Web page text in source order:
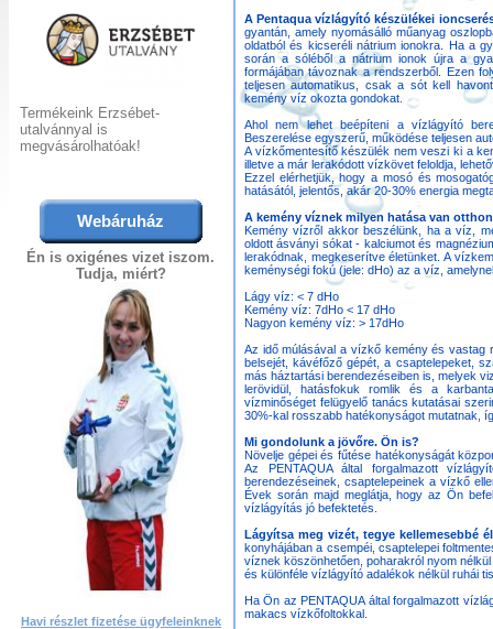
Termékeink Erzsébet-
utalvánnyal is
megvásárolhatóak!
Webáruház
Én is oxigénes vizet iszom.
Tudja, miért?
Havi részlet fizetése ügyfeleinknek
A Pentaqua vízlágyító készülékei
gyantán, amely nyomásálló műanyag
oldatból és kicseréli nátrium ionokra. Ha a
során a sóléből a nátrium ionok újra a
formájában távoznak a rendszerből. Ezen
teljesen automatikus, csak a sót kell
kemény víz okozta gondokat.
Ahol nem lehet beépíteni a vízlágyító
Beszerelése egyszerű, működése teljesen
A vízkőmentesítő készülék nem veszi ki a
illetve a már lerakódott vízkövet feloldja,
Ezzel elérhetjük, hogy a mosó és
hatásától, jelentős, akár 20-30% energia
A kemény víznek milyen hatása van
Kemény vízről akkor beszélünk, ha a víz,
oldott ásványi sókat - kalciumot és
lerakódnak, megkeserítve életünket. A
keménységi fokú (jele: dHo) az a víz,
Lágy víz: < 7 dHo
Kemény víz: 7dHo < 17 dHo
Nagyon kemény víz: > 17dHo
Az idő múlásával a vízkő kemény és vastag
belsejét, kávéfőző gépét, a csaptelepeket,
más háztartási berendezéseiben is, melyek
lerövidül, hatásfokuk romlik és a
vízminőséget felügyelő tanács kutatásai
30%-kal rosszabb hatékonyságot mutatnak,
Mi gondolunk a jövőre. Ön is?
Növelje gépei és fűtése hatékonyságát
Az PENTAQUA által forgalmazott
berendezéseinek, csaptelepeinek a vízkő
Évek során majd meglátja, hogy az Ön
vízlágyítás jó befektetés.
Lágyítsa meg vizét, tegye kellemesebbé
konyhájában a csempéi, csaptelepei
víznek köszönhetően, poharakról nyom
és különféle vízlágyító adalékok nélkül ruhái
Ha Ön az PENTAQUA által forgalmazott
makacs vízkőfoltokkal.